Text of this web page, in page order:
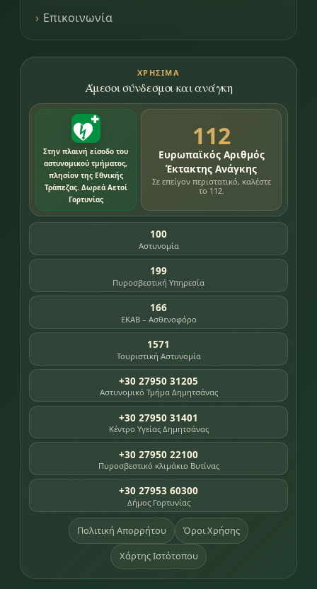
Επικοινωνία
ΧΡΉΣΙΜΑ
Άμεσοι σύνδεσμοι και ανάγκη
Στην πλαινή είσοδο του
αστυνομικού τμήματος,
πλησίον της Εθνικής
Τράπεζας. Δωρεά Αετοί
Γορτυνίας
112
Ευρωπαϊκός Αριθμός
Έκτακτης Ανάγκης
Σε επείγον περιστατικό, καλέστε
το 112.
100
Αστυνομία
199
Πυροσβεστική Υπηρεσία
166
ΕΚΑΒ – Ασθενοφόρο
1571
Τουριστική Αστυνομία
+30 27950 31205
Αστυνομικό Τμήμα Δημητσάνας
+30 27950 31401
Κέντρο Υγείας Δημητσάνας
+30 27950 22100
Πυροσβεστικό κλιμάκιο Βυτίνας
+30 27953 60300
Δήμος Γορτυνίας
Πολιτική Απορρήτου Όροι Χρήσης
Χάρτης Ιστότοπου